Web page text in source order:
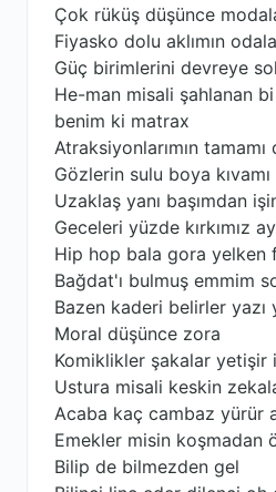
Çok rüküş düşünce
Fiyasko dolu aklımın
Güç birimlerini devreye
He-man misali şahlanan bi
benim ki matrax
Atraksiyonlarımın tamamı
Gözlerin sulu boya
Uzaklaş yanı başımdan
Geceleri yüzde kırkımız
Hip hop bala gora yelken
Bağdat'ı bulmuş emmim
Bazen kaderi belirler yazı
Moral düşünce zora
Komiklikler şakalar yetişir
Ustura misali keskin
Acaba kaç cambaz yürür
Emekler misin koşmadan
Bilip de bilmezden gel